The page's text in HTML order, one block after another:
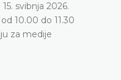
obavještava
u terminu od 10.00 do
svibnja 2026.
10.00 do 11.30
za medije